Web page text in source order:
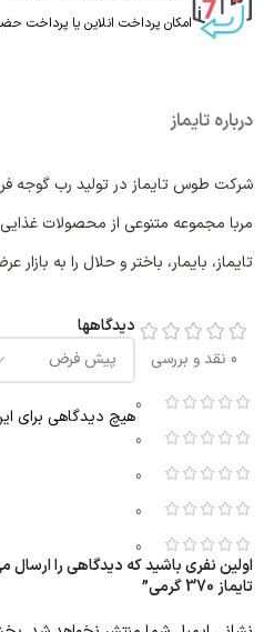
امکان پرداخت انلاین یا پرداخت
درباره تایماز
شرکت طوس تایماز در تولید رب گوجه
مربا مجموعه متنوعی از محصولات
تایماز، بایمار، باختر و حلال را به بازار
0 نقد و بررسی
0
0
0
0
0
دیدگاهها
هیچ دیدگاهی برای
اولین نفری باشید که دیدگاهی را ارسال
تایماز 370 گرمی”